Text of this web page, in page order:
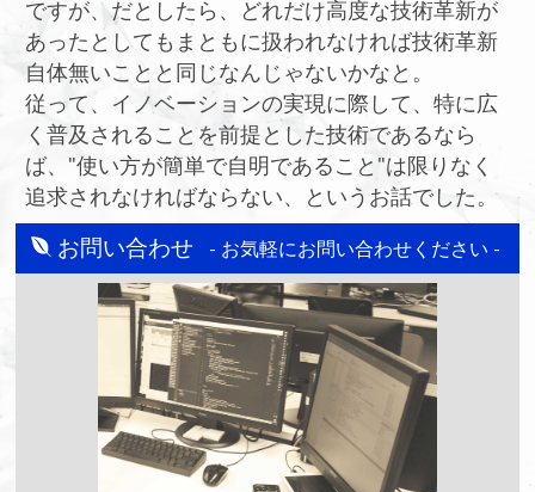
ですが、だとしたら、どれだけ高度な技術革新が
あったとしてもまともに扱われなければ技術革新
自体無いことと同じなんじゃないかなと。
従って、イノベーションの実現に際して、特に広
く普及されることを前提とした技術であるなら
ば、"使い方が簡単で自明であること"は限りなく
追求されなければならない、というお話でした。
お問い合わせ - お気軽にお問い合わせください -